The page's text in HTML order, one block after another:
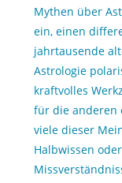
Mythen über
ein, einen
jahrtausende
Astrologie
kraftvolles
für die anderen
viele dieser
Halbwissen